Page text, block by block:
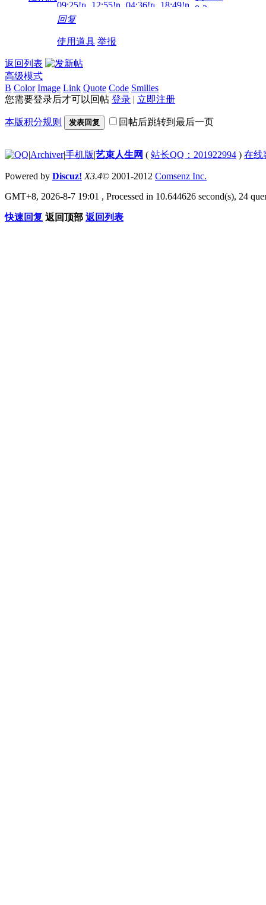
09:25!read!12:55!read!04:36!read!18:49!read!
8-2
回复
使用道具 举报
返回列表
高级模式
B Color Image Link Quote Code Smilies
您需要登录后才可以回帖 登录 | 立即注册
本版积分规则 发表回复 回帖后跳转到最后一页
|Archiver|手机版|艺束人生网 ( 站长QQ：201922994 ) 在线
Powered by Discuz! X3.4© 2001-2012 Comsenz Inc.
GMT+8, 2026-8-7 19:01 , Processed in 10.644626 second(s), 24
快速回复 返回顶部 返回列表